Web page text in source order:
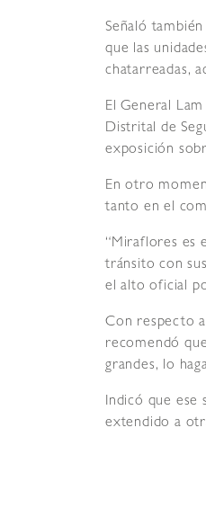
Señaló
que las
chatarreadas,
El General
Distrital de
exposición
En otro
tanto en el
“Miraflores es
tránsito con
el alto oficial
Con respecto
recomendó
grandes, lo
Indicó que ese
extendido a